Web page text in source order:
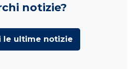
notizie?
le ultime notizie